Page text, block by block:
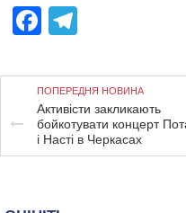
Facebook
ПОПЕРЕДНЯ НОВИНА
Активісти закликають
бойкотувати концерт
і Насті в Черкасах